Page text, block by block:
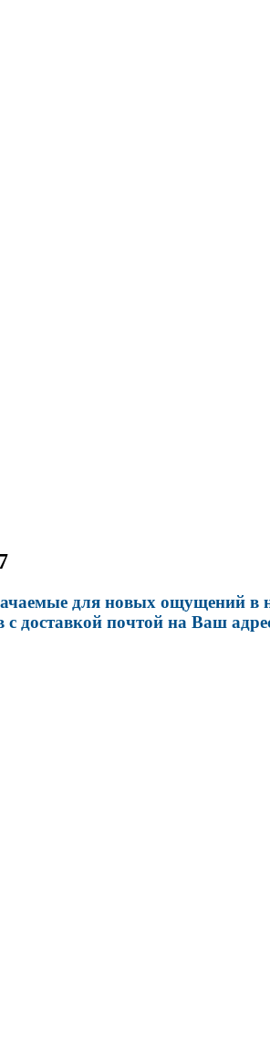
для новых ощущений
доставкой почтой на Ваш